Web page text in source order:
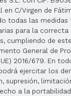
C/Virgen de
todas las medidas
para la
cumpliendo de
General de
2016/679. En
ejercitar los
supresión,
a la